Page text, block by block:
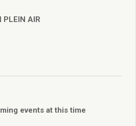
conseil municipal
2025
2022
2021
2020
PLEIN AIR
events at this time